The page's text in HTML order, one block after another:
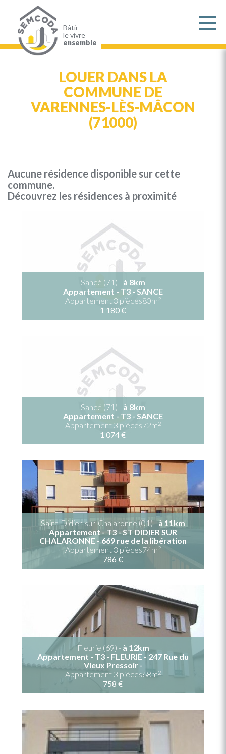
contenu
principal
Bâtir
le vivre
ensemble
LOUER DANS LA
COMMUNE DE
VARENNES-LÈS-MÂCON
(71000)
Aucune résidence disponible sur cette
commune.
Découvrez les résidences à proximité
Sancé (71) - à 8km
Appartement - T3 - SANCE
Appartement 3 pièces80m2
1 180 €
Sancé (71) - à 8km
Appartement - T3 - SANCE
Appartement 3 pièces72m2
1 074 €
Saint-Didier-sur-Chalaronne (01) -à 11km
Appartement - T3 - ST DIDIER SUR
CHALARONNE - 669 rue de la libération
Appartement 3 pièces74m2
786 €
Fleurie (69) - à 12km
Appartement - T3 - FLEURIE - 247 Rue du
Vieux Pressoir -
Appartement 3 pièces68m2
758 €